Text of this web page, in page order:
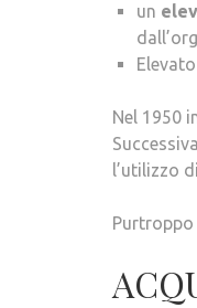
un
Nel 1950
l’utilizzo